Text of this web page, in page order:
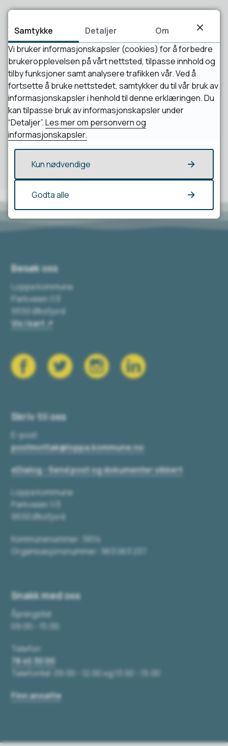
Fant du det du lette etter?
Ja
Besøk oss
Loppa kommune
Parkveien 1/3
9550 Øksfjord
Vis i kart
Skriv til oss
E-post
postmottak@loppa.kommune.no
eDialog - Send post og dokumenter sikkert
Loppa kommune
Parkveien 1/3
9550 Øksfjord
Kommunenummer: 5614
Organisasjonsnummer: 963 063 237
Snakk med oss
Åpningstid
09:00 - 15:00
Telefon
78 45 30 00
Telefontid: 09:00 - 12:00 og 13:00 - 15:00
Finn ansatte
Samtykke Detaljer
Om
Vi bruker informasjonskapsler (cookies) for å forbedre
brukeropplevelsen på vårt nettsted, tilpasse innhold og
tilby funksjoner samt analysere trafikken vår. Ved å
fortsette å bruke nettstedet, samtykker du til vår bruk av
informasjonskapsler i henhold til denne erklæringen. Du
kan tilpasse bruk av informasjonskapsler under
“Detaljer”.Les mer om personvern og
informasjonskapsler.
Kun nødvendige
Godta alle